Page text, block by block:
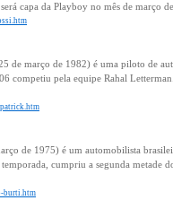
capa da Playboy no mês de março
de março de 1982) é uma piloto de
competiu pela equipe Rahal
de 1975) é um automobilista
cumpriu a segunda metade
burti.htm